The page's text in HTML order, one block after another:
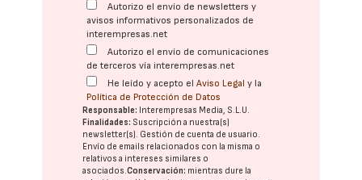
Autorizo el envío de newsletters y
avisos informativos personalizados de
interempresas.net
Autorizo el envío de comunicaciones
de terceros vía interempresas.net
He leído y acepto elAviso Legal y la
Política de Protección de Datos
Responsable: Interempresas Media, S.L.U.
Finalidades: Suscripción a nuestra(s)
newsletter(s). Gestión de cuenta de usuario.
Envío de emails relacionados con la misma o
relativos a intereses similares o
asociados.Conservación: mientras dure la